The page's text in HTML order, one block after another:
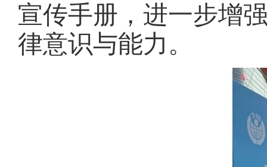
宣传手册，进一步增
律意识与能力。